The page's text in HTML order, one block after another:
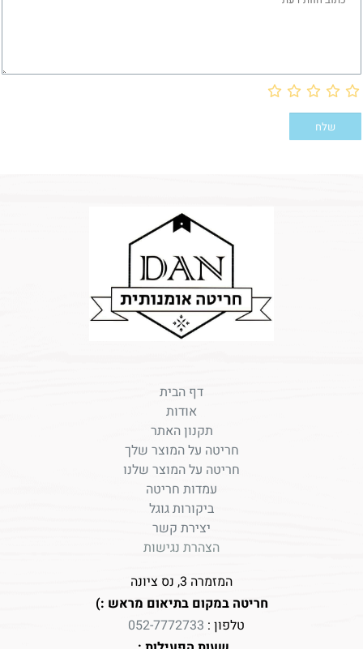
דף הבית
אודות
תקנון האתר
חריטה על המוצר שלך
חריטה על המוצר שלנו
עמדות חריטה
ביקורות גוגל
יצירת קשר
הצהרת נגישות
המזמרה 3, נס ציונה
חריטה במקום בתיאום מראש :)
טלפון : 052-7772733